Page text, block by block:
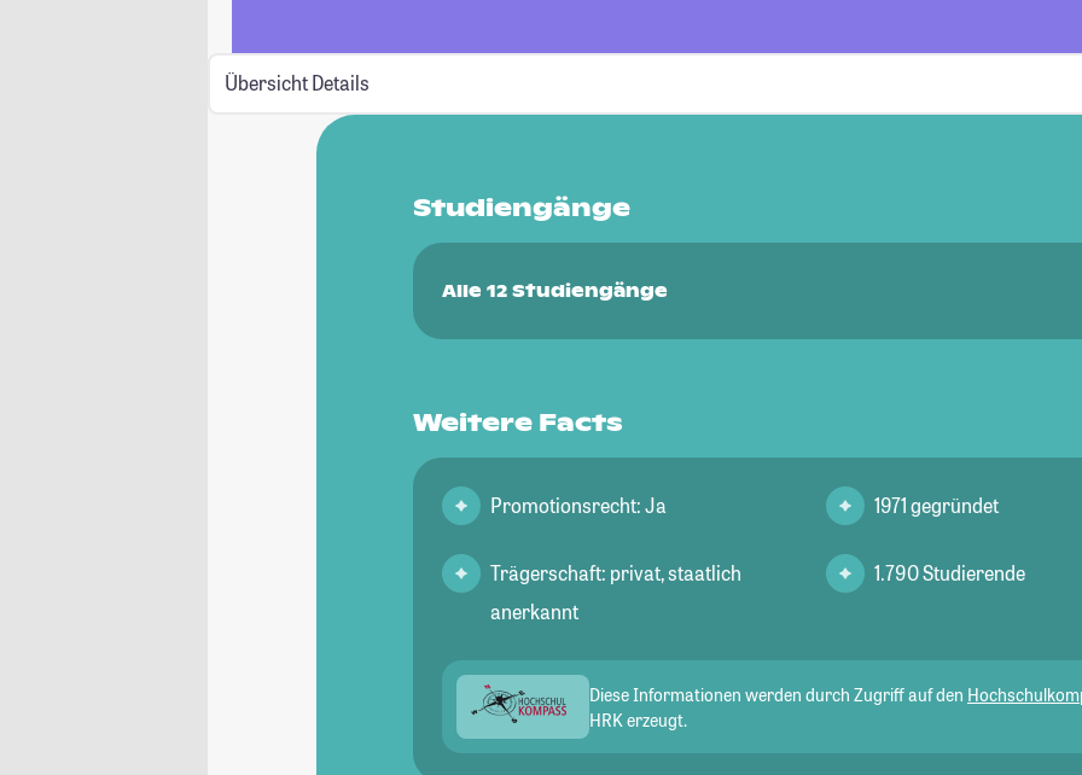
Übersicht Details
Studiengänge
Alle 12 Studiengänge
Weitere Facts
Promotionsrecht: Ja
Trägerschaft: privat, staatlich
anerkannt
1971 gegründet
1.790 Studierende
Diese Informationen werden durch Zugriff auf den
HRK erzeugt.